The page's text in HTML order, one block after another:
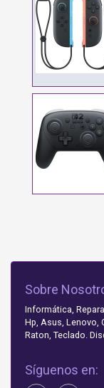
Sobre
Informática,
Hp, Asus, Lenovo,
Raton, Teclado.
Síguenos en: